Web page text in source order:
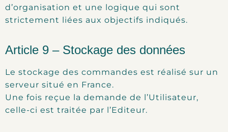
d’organisation et une logique qui sont
strictement liées aux objectifs indiqués.
Article 9 – Stockage des données
Le stockage des commandes est réalisé sur un
serveur situé en France.
Une fois reçue la demande de l’Utilisateur,
celle-ci est traitée par l’Editeur.